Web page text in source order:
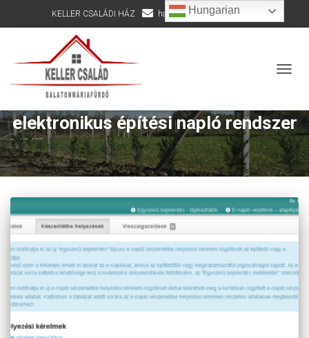
KELLER CSALÁDI HÁZ hazepites@kellercsalad.hu
elektronikus építési napló rendszer
Hungarian